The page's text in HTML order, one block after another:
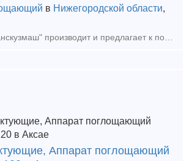
в Нижегородской области,
ООО "НПП "Транскузмаш" производит и предлагает к поставке аппараты поглощающие АПМК-120-Т1 (класс Т1), с более подробной информацией можно ознакомиться на официальном сайте http://transkuzmash.ru ; п
Аппарат поглощающий